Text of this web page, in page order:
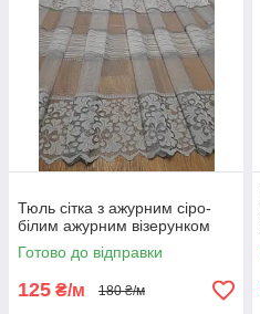
Тюль сітка з ажурним сіро-
білим ажурним візерунком
Готово до відправки
125 ₴/м 180 ₴/м